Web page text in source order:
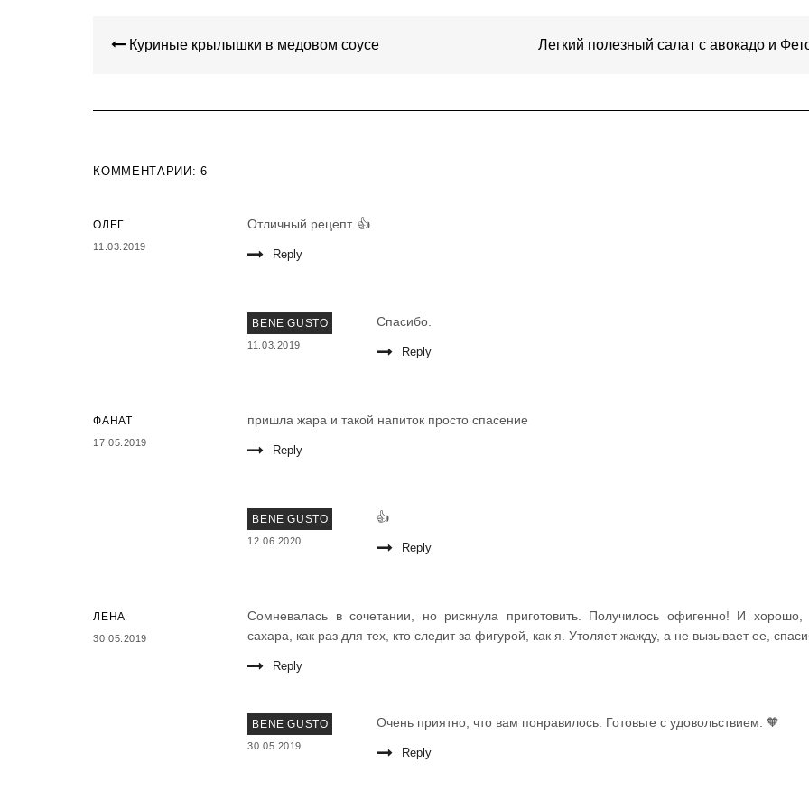
ПО
Куриные крылышки в медовом соусе Легкий полезный салат с авокадо и
КОММЕНТАРИИ: 6
ОЛЕГ
11.03.2019
Отличный рецепт. 👍
Reply
BENE GUSTO
11.03.2019
Спасибо.
Reply
ФАНАТ
17.05.2019
пришла жара и такой напиток просто спасение
Reply
BENE GUSTO
12.06.2020
👍
Reply
ЛЕНА
30.05.2019
Сомневалась в сочетании, но рискнула приготовить. Получилось офигенно! И хорошо,
сахара, как раз для тех, кто следит за фигурой, как я. Утоляет жажду, а не вызывает ее,
Reply
BENE GUSTO
30.05.2019
Очень приятно, что вам понравилось. Готовьте с удовольствием. 🧡
Reply